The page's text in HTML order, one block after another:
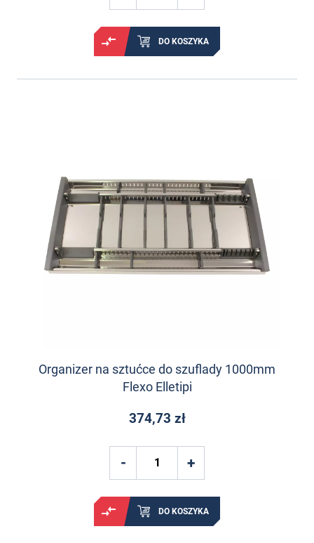
DO KOSZYKA
Organizer na sztućce do szuflady 1000mm
Flexo Elletipi
374,73 zł
DO KOSZYKA